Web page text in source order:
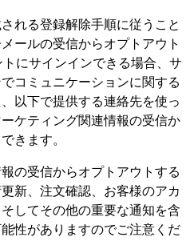
れる登録解除手順に従うこと
ールの受信からオプトアウト
にサインインできる場合、サ
コミュニケーションに関する
以下で提供する連絡先を使っ
ケティング関連情報の受信か
きます。
の受信からオプトアウトする
新、注文確認、お客様のアカ
してその他の重要な通知を含
性がありますのでご注意くだ